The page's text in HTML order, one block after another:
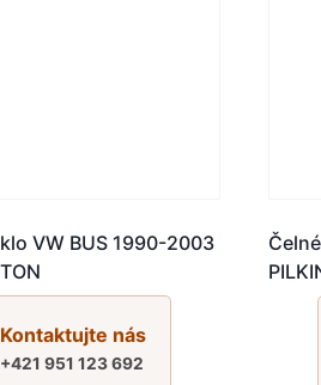
VW BUS 1990-2003
Kontaktujte nás
+421 951 123 692